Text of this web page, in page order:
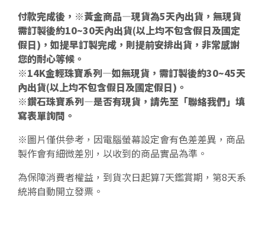
付款完成後，※黃金商品—現貨為5天內出貨，無現貨
需訂製後約10~30天內出貨(以上均不包含假日及國定
假日)，如提早訂製完成，則提前安排出貨，非常感謝
您的耐心等候。
※14K金輕珠寶系列—如無現貨，需訂製後約30~45天
內出貨(以上均不包含假日及國定假日)。
※鑽石珠寶系列—是否有現貨，請先至「聯絡我們」填
寫表單詢問。
※圖片僅供參考，因電腦螢幕設定會有色差差異，商品
製作會有細微差別，以收到的商品實品為準。
為保障消費者權益，到貨次日起算7天鑑賞期，第8天系
統將自動開立發票。